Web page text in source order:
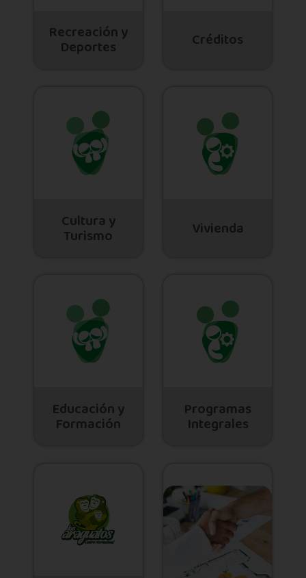
Recreación y
Deportes Créditos
Cultura y
Turismo Vivienda
Educación y
Formación
Programas
Integrales